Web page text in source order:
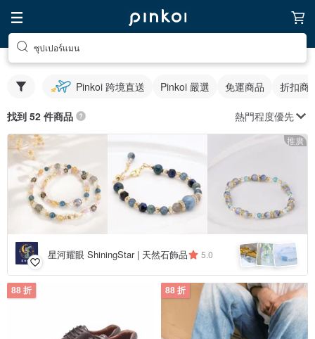
ซุปเปอร์แมน
Pinkoi 跨境直送 Pinkoi 嚴選 免運商品 折扣商
找到 52 件商品 熱門程度優先
推廣
星河耀眼 ShiningStar | 天然石飾品 5.0
88 折 88 折